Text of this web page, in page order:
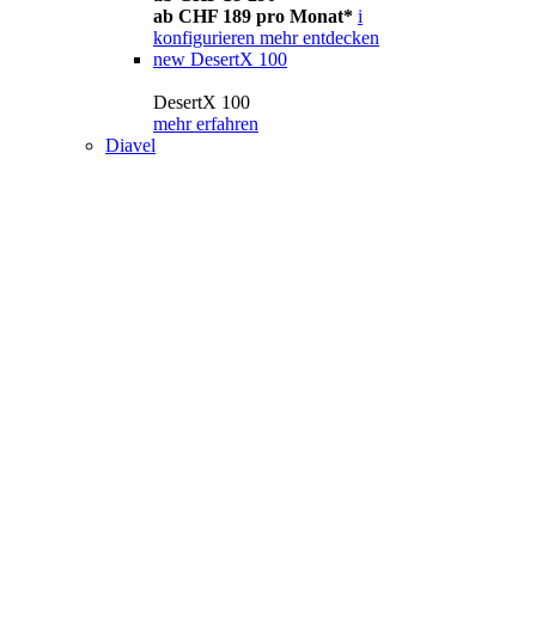
ab CHF 189 pro Monat* i
konfigurieren mehr entdecken
new DesertX 100
DesertX 100
mehr erfahren
Diavel